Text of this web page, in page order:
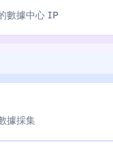
數據中心 IP
據採集